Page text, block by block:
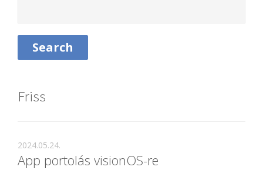
Friss
App portolás visionOS-re
2024.05.24.